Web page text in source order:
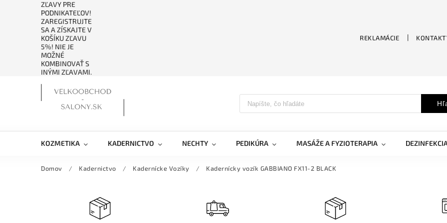
ZĽAVY PRE
PODNIKATEĽOV!
ZAREGISTRUJTE
SA A ZÍSKAJTE V
KOŠÍKU ZĽAVU
5%! NIE JE
MOŽNÉ
KOMBINOVAŤ S
INÝMI ZĽAVAMI.
REKLAMÁCIE
KOZMETIKA KADERNICTVO NECHTY PEDIKÚRA MASÁŽE A FYZIOTERAPIA
Domov / Kadernictvo / Kadernícke Vozíky / Kadernícky vozík GABBIANO FX11-2 BLACK